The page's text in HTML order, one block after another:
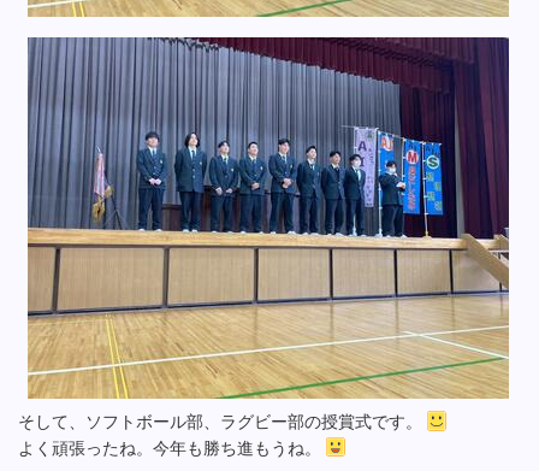
そして、ソフトボール部、ラグビー部の授賞式です。
よく頑張ったね。今年も勝ち進もうね。